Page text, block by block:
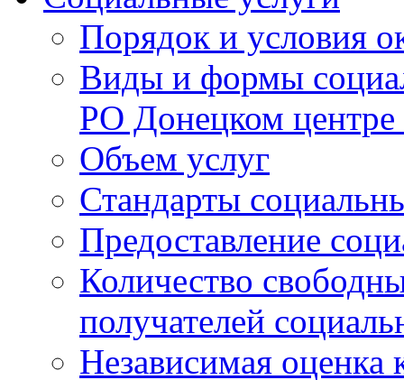
Порядок и условия
Виды и формы
РО Донецком центре
Объем услуг
Стандарты
Предоставление
Количество
получателей
Независимая оценка